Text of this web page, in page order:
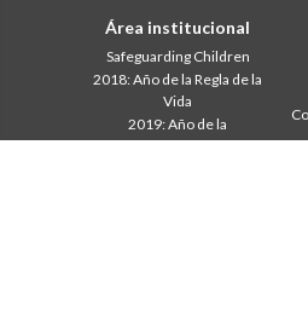
Área institucional
Safeguarding Children
2018: Año de la Regla de la
Vida
2019: Año de la
interculturalidad